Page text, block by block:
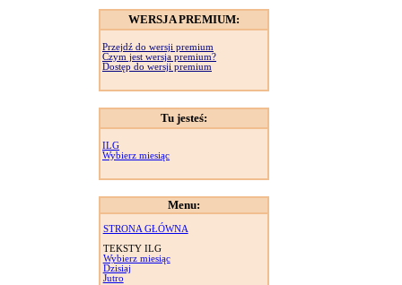
WERSJA PREMIUM:
Przejdź do wersji premium
Czym jest wersja premium?
Dostęp do wersji premium
Tu jesteś:
ILG
Wybierz miesiąc
Menu:
STRONA GŁÓWNA
TEKSTY ILG
Wybierz miesiąc
Dzisiaj
Jutro